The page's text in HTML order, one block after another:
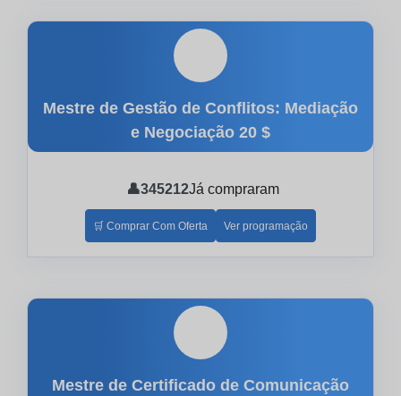
Mestre de Gestão de Conflitos: Mediação
e Negociação 20 $
👤345212Já compraram
🛒 Comprar Com Oferta Ver programação
Mestre de Certificado de Comunicação